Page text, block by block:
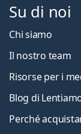
Su di noi
Chi siamo
Il nostro team
Risorse per i
Blog di
Perché